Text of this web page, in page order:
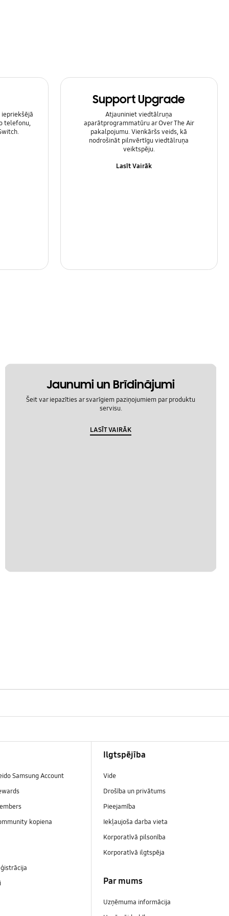
telefonu,
Support Upgrade
Atjauniniet viedtālruņa
aparātprogrammatūru ar Over The Air
pakalpojumu. Vienkāršs veids, kā
nodrošināt pilnvērtīgu viedtālruņa
veiktspēju.
Lasīt Vairāk
Jaunumi un Brīdinājumi
Šeit var iepazīties ar svarīgiem paziņojumiem par produktu
servisu.
LASĪT VAIRĀK
Samsung Account
kopiena
Ilgtspējība
Vide
Drošība un privātums
Pieejamība
Iekļaujoša darba vieta
Korporatīvā pilsonība
Korporatīvā ilgtspēja
Par mums
Uzņēmuma informācija